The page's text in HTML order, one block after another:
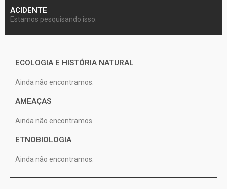
ACIDENTE
Estamos pesquisando isso.
ECOLOGIA E HISTÓRIA NATURAL
Ainda não encontramos.
AMEAÇAS
Ainda não encontramos.
ETNOBIOLOGIA
Ainda não encontramos.